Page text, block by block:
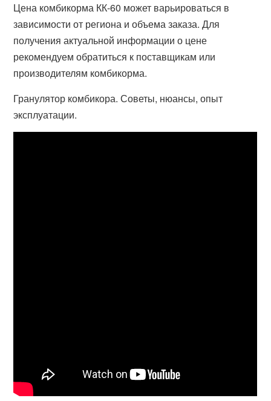
Цена комбикорма КК-60 может варьироваться в
зависимости от региона и объема заказа. Для
получения актуальной информации о цене
рекомендуем обратиться к поставщикам или
производителям комбикорма.
Гранулятор комбикора. Советы, нюансы, опыт
эксплуатации.